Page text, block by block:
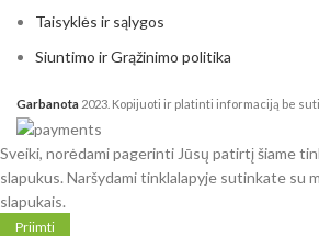
Taisyklės ir sąlygos
Siuntimo ir Grąžinimo politika
Garbanota 2023. Kopijuoti ir platinti informaciją be
Sveiki, norėdami pagerinti Jūsų patirtį šiame
slapukus. Naršydami tinklalapyje sutinkate su
slapukais.
Priimti